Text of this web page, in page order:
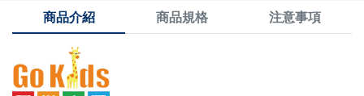
商品介紹 商品規格 注意事項